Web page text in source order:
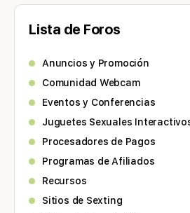
Lista de Foros
Anuncios y Promoción
Comunidad Webcam
Eventos y Conferencias
Juguetes Sexuales
Procesadores de Pagos
Programas de Afiliados
Recursos
Sitios de Sexting